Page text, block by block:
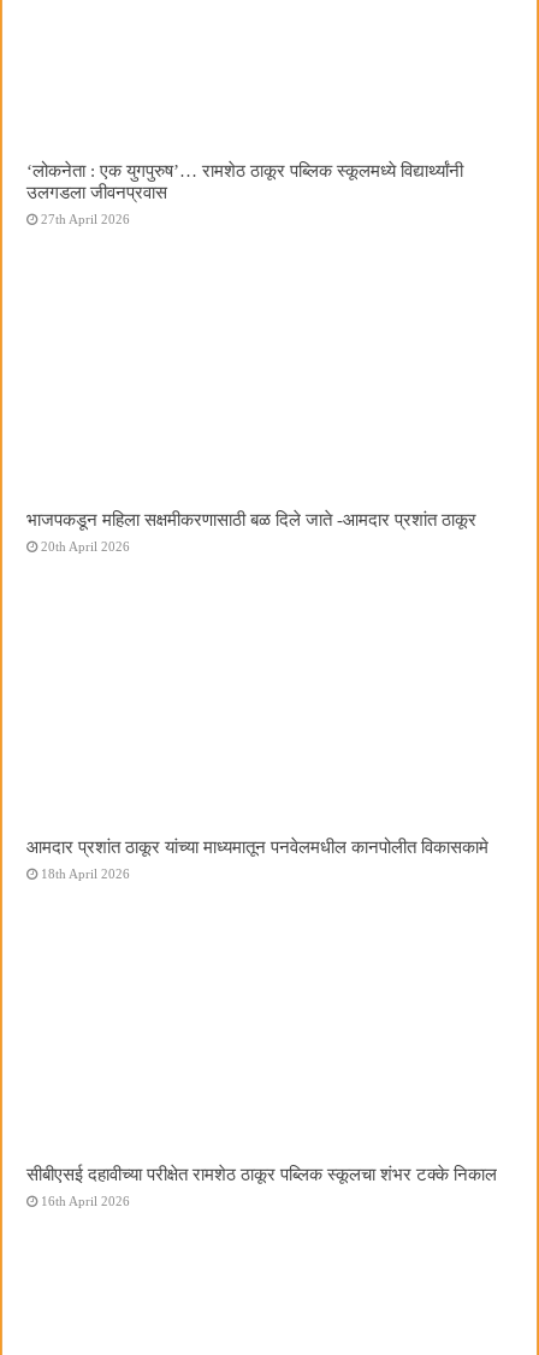
‌‘लोकनेता : एक युगपुरुष‌’… रामशेठ ठाकूर पब्लिक स्कूलमध्ये विद्यार्थ्यांनी
उलगडला जीवनप्रवास
27th April 2026
भाजपकडून महिला सक्षमीकरणासाठी बळ दिले जाते -आमदार प्रशांत ठाकूर
20th April 2026
आमदार प्रशांत ठाकूर यांच्या माध्यमातून पनवेलमधील कानपोलीत विकासकामे
18th April 2026
सीबीएसई दहावीच्या परीक्षेत रामशेठ ठाकूर पब्लिक स्कूलचा शंभर टक्के निकाल
16th April 2026